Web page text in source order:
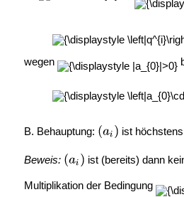
wegen
B. Behauptung: ist
Beweis: ist (bereits) dann
Multiplikation der Bedingung